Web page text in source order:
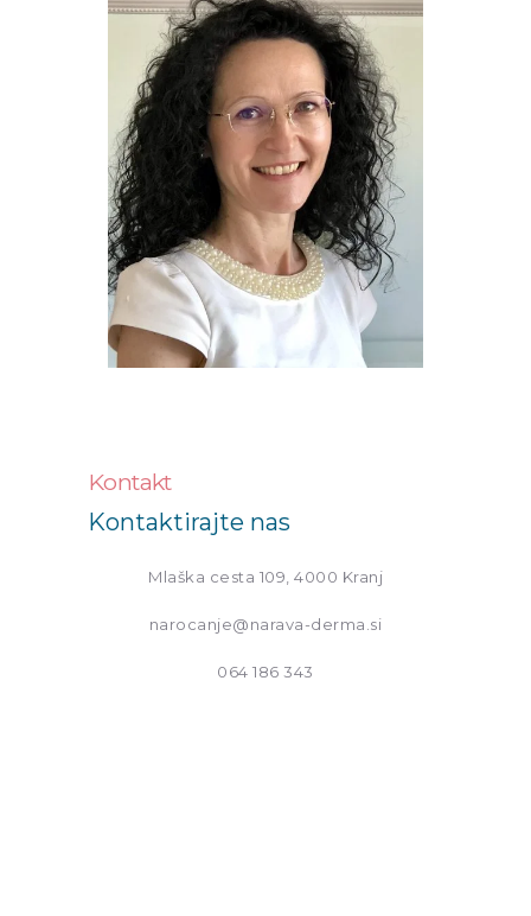
Kontakt
Kontaktirajte nas
Mlaška cesta 109, 4000 Kranj
narocanje@narava-derma.si
064 186 343